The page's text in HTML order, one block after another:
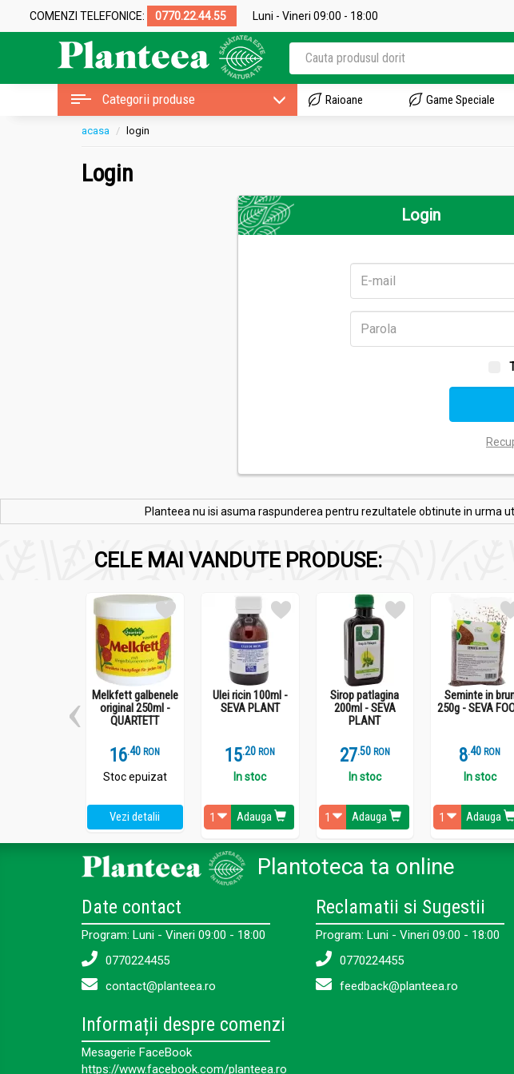
COMENZI TELEFONICE: 0770.22.44.55 Luni - Vineri 09:00 - 18:00
Categorii produse Raioane Game Speciale
acasa login
Login
Login
Planteea nu isi asuma raspunderea pentru rezultatele obtinute in urma
CELE MAI VANDUTE PRODUSE:
Melkfett galbenele
original 250ml -
QUARTETT
16.4 RON
Stoc epuizat
Vezi detalii
Ulei ricin 100ml -
SEVA PLANT
15.2 RON
In stoc
Adauga
Sirop patlagina
200ml - SEVA
PLANT
27.5 RON
In stoc
Adauga
Seminte in
250g - SEVA
8.4 RON
In stoc
Adauga
Plantoteca ta online
Date contact
Program: Luni - Vineri 09:00 - 18:00
0770224455
contact@planteea.ro
Reclamatii si Sugestii
Program: Luni - Vineri 09:00 - 18:00
0770224455
feedback@planteea.ro
Informații despre comenzi
Mesagerie FaceBook
https://www.facebook.com/planteea.ro